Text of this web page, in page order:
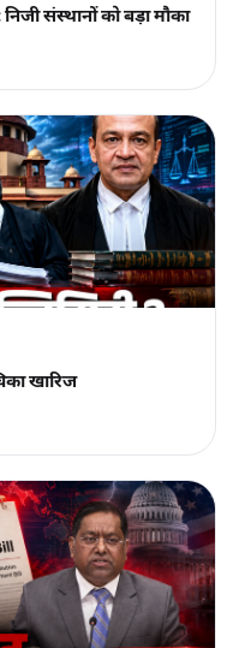
संस्थानों को बड़ा मौका
खारिज